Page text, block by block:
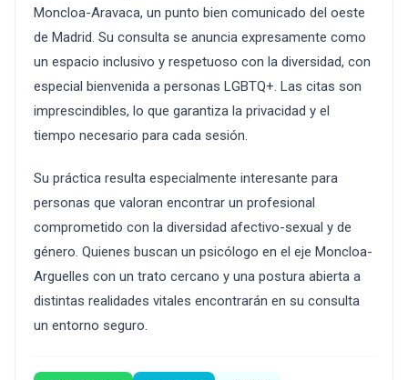
Moncloa-Aravaca, un punto bien comunicado del oeste
de Madrid. Su consulta se anuncia expresamente como
un espacio inclusivo y respetuoso con la diversidad, con
especial bienvenida a personas LGBTQ+. Las citas son
imprescindibles, lo que garantiza la privacidad y el
tiempo necesario para cada sesión.
Su práctica resulta especialmente interesante para
personas que valoran encontrar un profesional
comprometido con la diversidad afectivo-sexual y de
género. Quienes buscan un psicólogo en el eje Moncloa-
Arguelles con un trato cercano y una postura abierta a
distintas realidades vitales encontrarán en su consulta
un entorno seguro.